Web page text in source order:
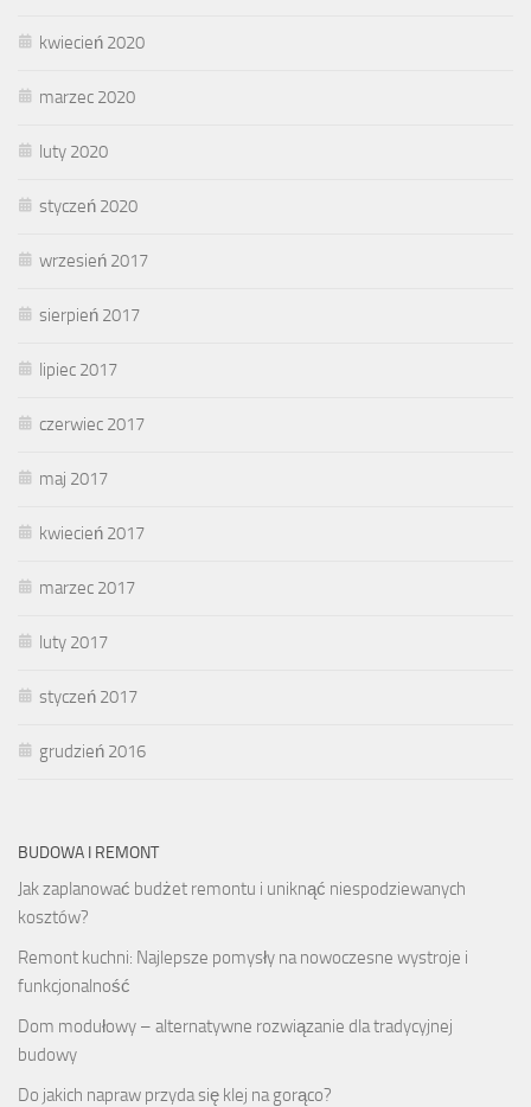
kwiecień 2020
marzec 2020
luty 2020
styczeń 2020
wrzesień 2017
sierpień 2017
lipiec 2017
czerwiec 2017
maj 2017
kwiecień 2017
marzec 2017
luty 2017
styczeń 2017
grudzień 2016
BUDOWA I REMONT
Jak zaplanować budżet remontu i uniknąć niespodziewanych
kosztów?
Remont kuchni: Najlepsze pomysły na nowoczesne wystroje i
funkcjonalność
Dom modułowy – alternatywne rozwiązanie dla tradycyjnej
budowy
Do jakich napraw przyda się klej na gorąco?